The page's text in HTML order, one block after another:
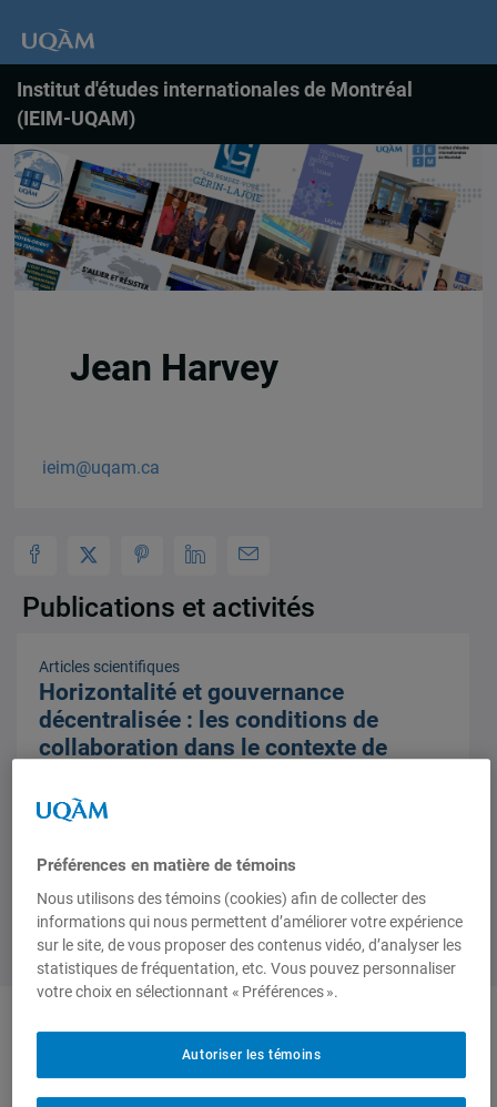
Institut d'études internationales de Montréal
(IEIM-UQAM)
Jean Harvey
ieim@uqam.ca
Publications et activités
Articles scientifiques
Horizontalité et gouvernance
décentralisée : les conditions de
collaboration dans le contexte de
1 janvier 2008,
Institut d’études
internationales de Montréal
Préférences en matière de témoins
Nous utilisons des témoins (cookies) afin de collecter des
informations qui nous permettent d’améliorer votre expérience
sur le site, de vous proposer des contenus vidéo, d’analyser les
statistiques de fréquentation, etc. Vous pouvez personnaliser
votre choix en sélectionnant « Préférences ».
Autoriser les témoins